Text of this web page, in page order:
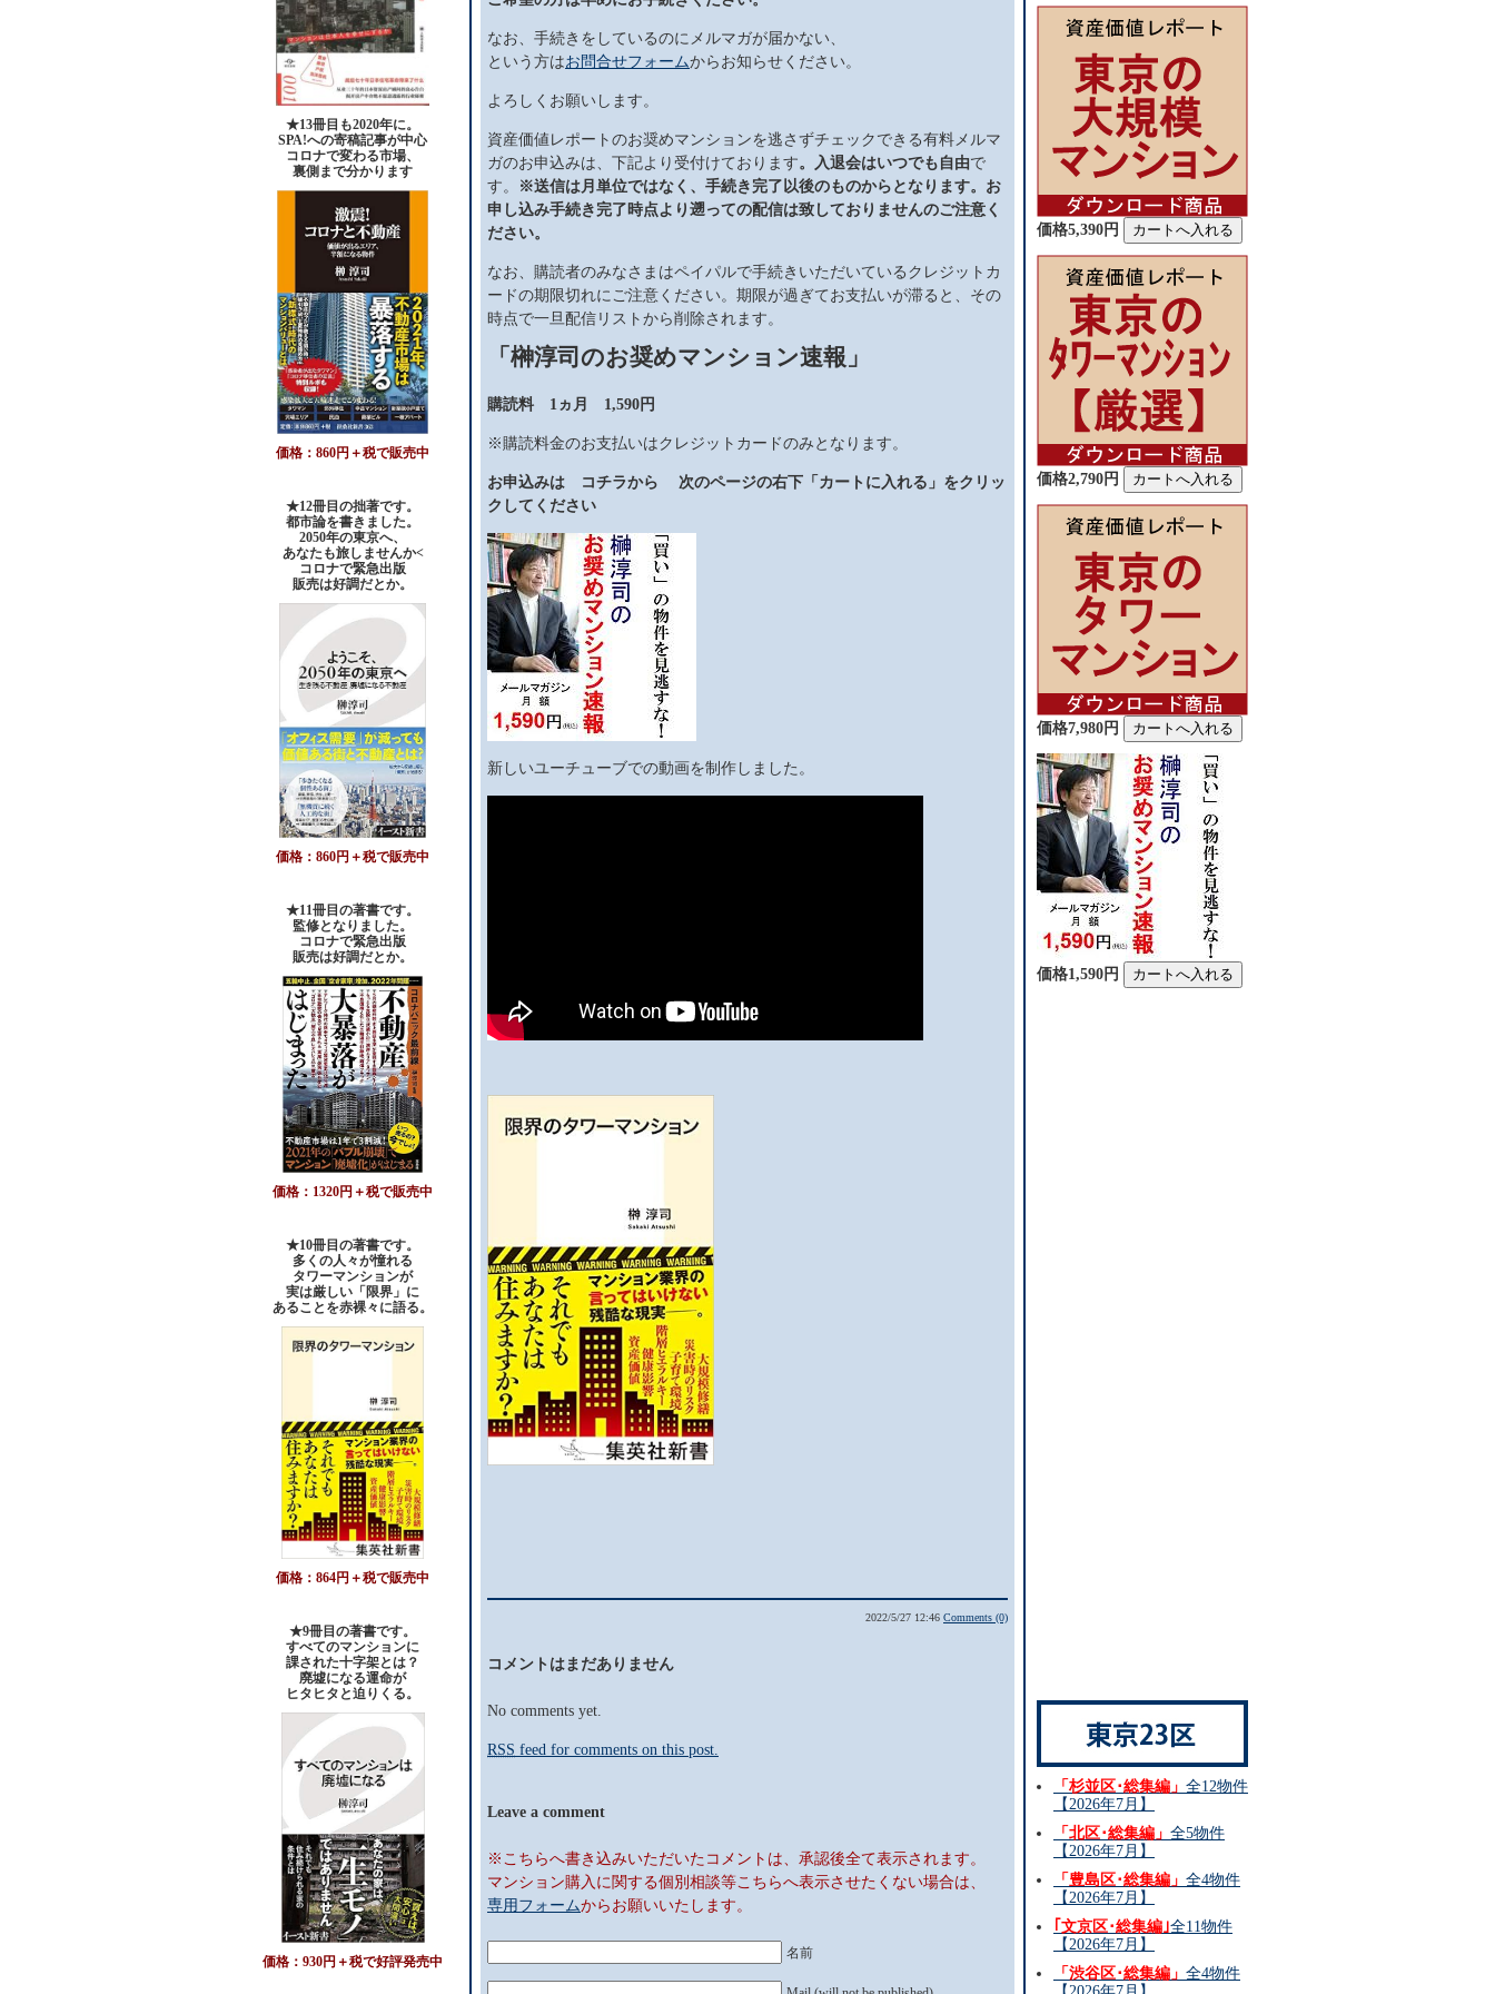
★13冊目も2020年に。
SPA!への寄稿記事が中心
コロナで変わる市場、
裏側まで分かります
価格：860円＋税で販売中
★12冊目の拙著です。
都市論を書きました。
2050年の東京へ、
あなたも旅しませんか<
コロナで緊急出版
販売は好調だとか。
価格：860円＋税で販売中
★11冊目の著書です。
監修となりました。
コロナで緊急出版
販売は好調だとか。
価格：1320円＋税で販売中
★10冊目の著書です。
多くの人々が憧れる
タワーマンションが
実は厳しい「限界」に
あることを赤裸々に語る。
価格：864円＋税で販売中
★9冊目の著書です。
すべてのマンションに
課された十字架とは？
廃墟になる運命が
ヒタヒタと迫りくる。
価格：930円＋税で好評発売中
なお、手続きをしているのにメルマガが届かない、
という方はお問合せフォームからお知らせください。
よろしくお願いします。
資産価値レポートのお奨めマンションを逃さずチェックできる有料メルマ
ガのお申込みは、下記より受付けております。入退会はいつでも自由で
す。
※送信は月単位ではなく、手続き完了以後のものからとなります。お
申し込み手続き完了時点より遡っての配信は致しておりませんのご注意く
ださい。
なお、購読者のみなさまはペイパルで手続きいただいているクレジットカ
ードの期限切れにご注意ください。期限が過ぎてお支払いが滞ると、その
時点で一旦配信リストから削除されます。
「榊淳司のお奨めマンション速報」
購読料 1ヵ月 1,590円
※購読料金のお支払いはクレジットカードのみとなります。
お申込みは コチラから 次のページの右下「カートに入れる」をクリッ
クしてください
新しいユーチューブでの動画を制作しました。
2022/5/27 12:46 Comments (0)
コメントはまだありません
No comments yet.
RSS feed for comments on this post.
Leave a comment
※こちらへ書き込みいただいたコメントは、承認後全て表示されます。
マンション購入に関する個別相談等こちらへ表示させたくない場合は、
専用フォームからお願いいたします。
名前
価格5,390円
価格2,790円
価格7,980円
価格1,590円
「杉並区･総集編」 全12物件
【2026年7月】
「北区･総集編」 全5物件
【2026年7月】
「豊島区･総集編」 全4物件
【2026年7月】
｢文京区･総集編｣全11物件
【2026年7月】
「渋谷区･総集編」 全4物件